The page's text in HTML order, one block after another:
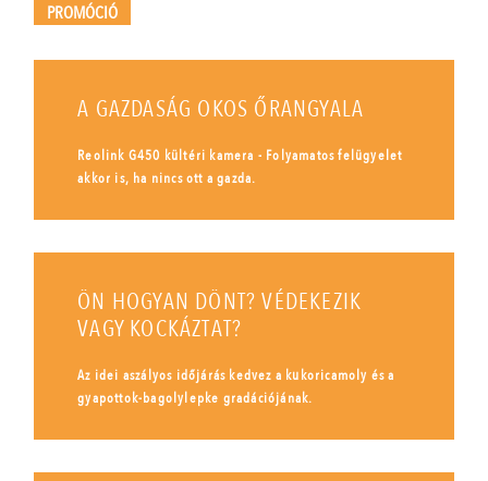
PROMÓCIÓ
A GAZDASÁG OKOS ŐRANGYALA
Reolink G450 kültéri kamera - Folyamatos felügyelet
akkor is, ha nincs ott a gazda.
ÖN HOGYAN DÖNT? VÉDEKEZIK
VAGY KOCKÁZTAT?
Az idei aszályos időjárás kedvez a kukoricamoly és a
gyapottok-bagolylepke gradációjának.